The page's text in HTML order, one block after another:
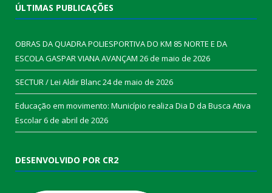
ÚLTIMAS PUBLICAÇÕES
OBRAS DA QUADRA POLIESPORTIVA DO KM 85 NORTE E DA
ESCOLA GASPAR VIANA AVANÇAM 26 de maio de 2026
SECTUR / Lei Aldir Blanc24 de maio de 2026
Educação em movimento: Município realiza Dia D da Busca Ativa
Escolar6 de abril de 2026
DESENVOLVIDO POR CR2